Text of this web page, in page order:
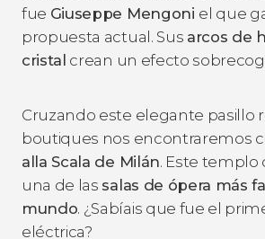
fue Giuseppe Mengoni el que
propuesta actual. Sus arcos de
cristal crean un efecto
Cruzando este elegante pasillo
boutiques nos encontraremos
alla Scala de Milán. Este templo
una de las salas de ópera más
mundo. ¿Sabíais que fue el
eléctrica?